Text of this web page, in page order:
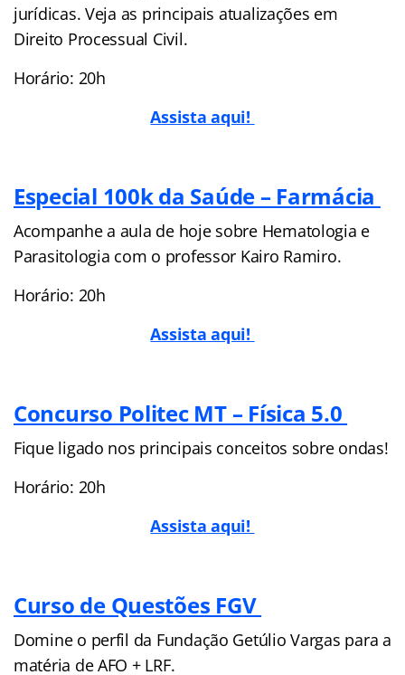
jurídicas. Veja as principais atualizações em
Direito Processual Civil.
Horário: 20h
Assista aqui!
Especial 100k da Saúde – Farmácia
Acompanhe a aula de hoje sobre Hematologia e
Parasitologia com o professor Kairo Ramiro.
Horário: 20h
Assista aqui!
Concurso Politec MT – Física 5.0
Fique ligado nos principais conceitos sobre ondas!
Horário: 20h
Assista aqui!
Curso de Questões FGV
Domine o perfil da Fundação Getúlio Vargas para a
matéria de AFO + LRF.